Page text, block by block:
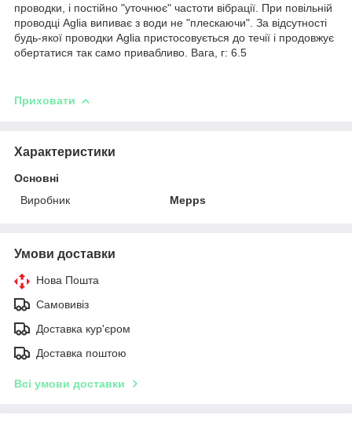
проводки, і постійно "уточнює" частоти вібрації. При повільній
проводці Aglia випиває з води не "плескаючи". За відсутності
будь-якої проводки Aglia пристосовується до течії і продовжує
обертатися так само привабливо. Вага, г: 6.5
Приховати
Характеристики
Основні
Виробник
Mepps
Умови доставки
Нова Пошта
Самовивіз
Доставка кур'єром
Доставка поштою
Всі умови доставки